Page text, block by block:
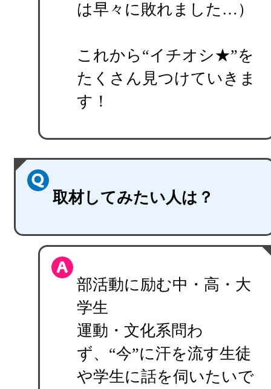
は早々に敗れました…）
これから“イチオシ★”を
たくさん見つけていきま
す！
取材してみたい人は？
部活動に励む中・高・大
学生
運動・文化系問わ
ず、“今”に汗を流す生徒
や学生に話を伺いたいで